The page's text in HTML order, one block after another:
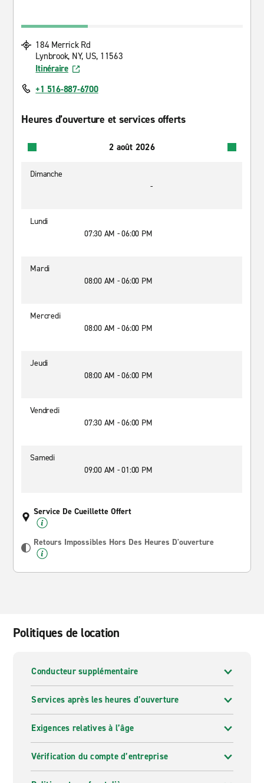
184 Merrick Rd
Lynbrook, NY, US, 11563
Itinéraire
+1 516-887-6700
Heures d’ouverture et services offerts
2 août 2026
Dimanche
-
Lundi
07:30 AM - 06:00 PM
Mardi
08:00 AM - 06:00 PM
Mercredi
08:00 AM - 06:00 PM
Jeudi
08:00 AM - 06:00 PM
Vendredi
07:30 AM - 06:00 PM
Samedi
09:00 AM - 01:00 PM
Service De Cueillette Offert
Retours Impossibles Hors Des Heures D'ouverture
Politiques de location
Conducteur supplémentaire
Services après les heures d’ouverture
Exigences relatives à l’âge
Vérification du compte d’entreprise